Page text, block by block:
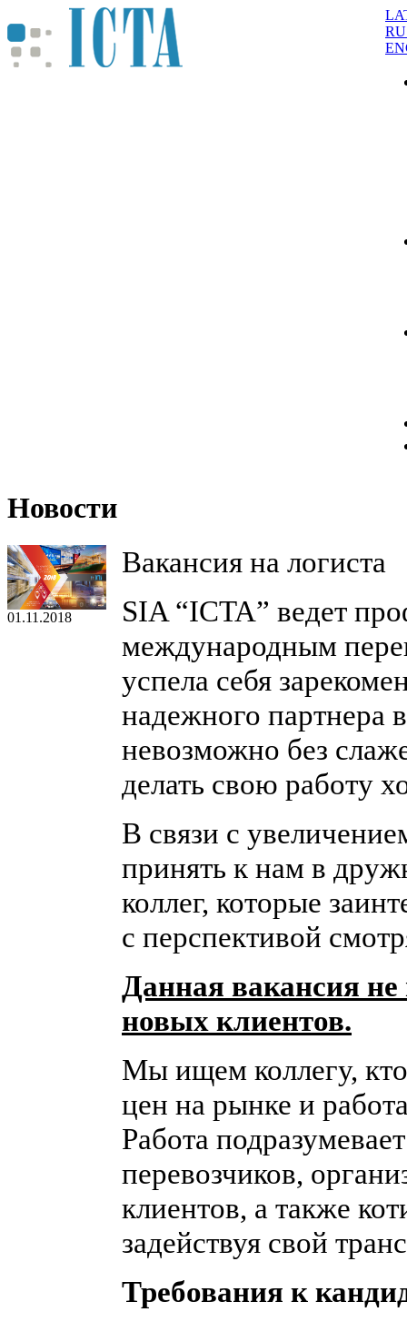
Новости
01.11.2018
Вакансия на логиста
SIA “ICTA” ведет
международным
успела себя
надежного партнера
невозможно без
делать свою работу
В связи с
принять к нам в
коллег, которые
с перспективой
Данная вакансия не
новых клиентов.
Мы ищем коллегу,
цен на рынке и
Работа
перевозчиков,
клиентов, а также
задействуя свой
Требования к